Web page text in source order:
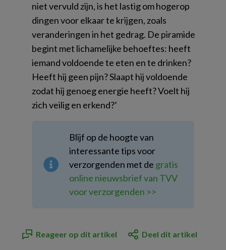
niet vervuld zijn, is het lastig om hogerop
dingen voor elkaar te krijgen, zoals
veranderingen in het gedrag. De piramide
begint met lichamelijke behoeftes: heeft
iemand voldoende te eten en te drinken?
Heeft hij geen pijn? Slaapt hij voldoende
zodat hij genoeg energie heeft? Voelt hij
zich veilig en erkend?’
Blijf op de hoogte van
interessante tips voor
verzorgenden met de gratis
online nieuwsbrief van TVV
voor verzorgenden >>
Reageer op dit artikel Deel dit artikel